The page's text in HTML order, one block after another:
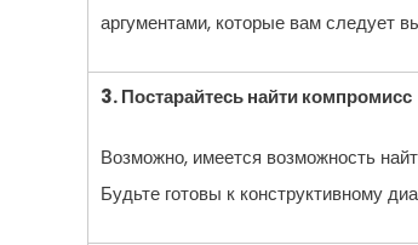
аргументами, которые вам следует
3. Постарайтесь найти компромисс
Возможно, имеется возможность
Будьте готовы к конструктивному